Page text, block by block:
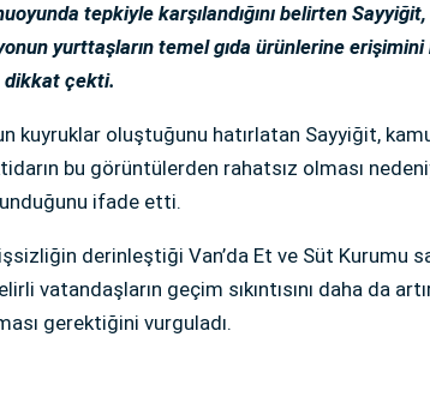
tepkiyle karşılandığını belirten Sayyiğit,
yurttaşların temel gıda ürünlerine erişimini
dikkat çekti.
kuyruklar oluştuğunu hatırlatan Sayyiğit,
bu görüntülerden rahatsız olması
ifade etti.
derinleştiği Van’da Et ve Süt Kurumu
vatandaşların geçim sıkıntısını daha da
gerektiğini vurguladı.